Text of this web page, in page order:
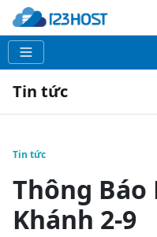
Tin tức
Tin tức
Thông Báo
Khánh 2-9